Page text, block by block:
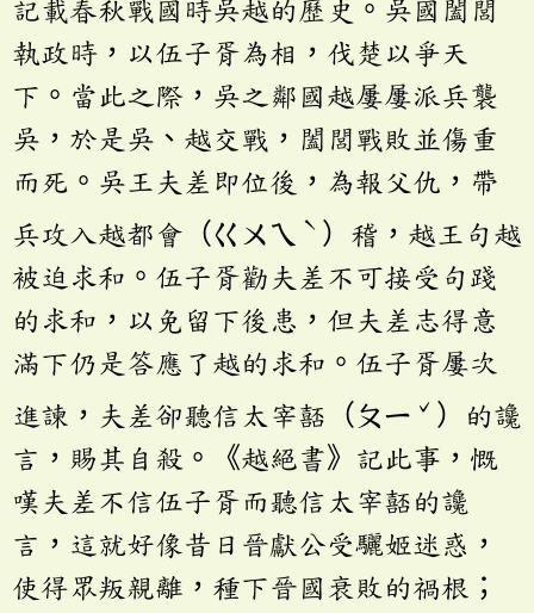
記載春秋戰國時吳越的歷史。吳國闔閭
執政時，以伍子胥為相，伐楚以爭天
下。當此之際，吳之鄰國越屢屢派兵襲
吳，於是吳、越交戰，闔閭戰敗並傷重
而死。吳王夫差即位後，為報父仇，帶
兵攻入越都會（ㄍㄨㄟ ˋ ）稽，越王句越
被迫求和。伍子胥勸夫差不可接受句踐
的求和，以免留下後患，但夫差志得意
滿下仍是答應了越的求和。伍子胥屢次
進諫，夫差卻聽信太宰嚭（ㄆㄧ ˇ ）的讒
言，賜其自殺。《越絕書》記此事，慨
嘆夫差不信伍子胥而聽信太宰嚭的讒
言，這就好像昔日晉獻公受驪姬迷惑，
使得眾叛親離，種下晉國衰敗的禍根；